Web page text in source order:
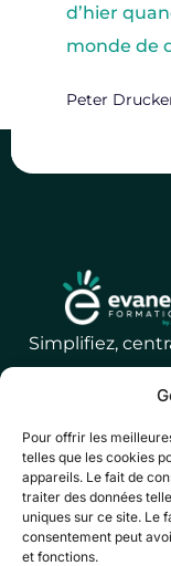
Pour offrir les
telles que les cookies
appareils. Le fait de
traiter des données
uniques sur ce site. Le
consentement peut
et fonctions.
d’hier
monde de
Peter
Simplifiez,
gestion de
formation
© AMS Groupe.